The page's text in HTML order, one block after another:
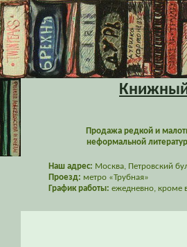
Книжный
Продажа редкой и
неформальной
Наш адрес: Москва, Петровский
Проезд: метро «Трубная»
График работы: ежедневно, кроме